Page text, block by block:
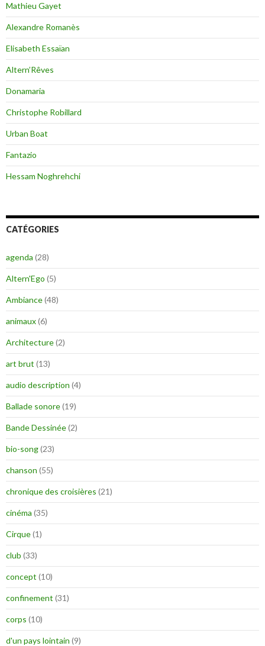
Mathieu Gayet
Alexandre Romanès
Elisabeth Essaïan
Altern’Rêves
Donamaria
Christophe Robillard
Urban Boat
Fantazio
Hessam Noghrehchi
CATÉGORIES
agenda (28)
Altern'Ego (5)
Ambiance(48)
animaux(6)
Architecture(2)
art brut (13)
audio description (4)
Ballade sonore(19)
Bande Dessinée(2)
bio-song(23)
chanson (55)
chronique des croisières (21)
cinéma (35)
Cirque(1)
club (33)
concept (10)
confinement (31)
corps (10)
d'un pays lointain (9)